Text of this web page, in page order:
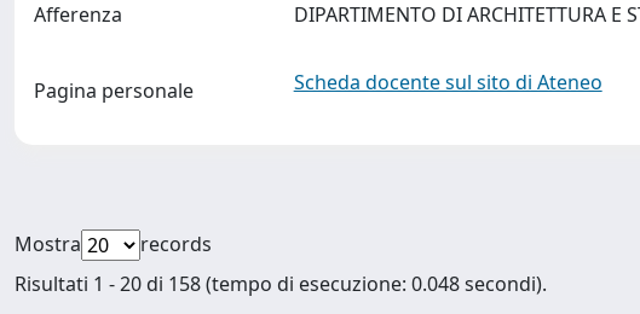
Afferenza DIPARTIMENTO DI ARCHITETTURA E
Pagina personale Scheda docente sul sito di Ateneo
Mostra
records
Risultati 1 - 20 di 158 (tempo di esecuzione: 0.048 secondi).